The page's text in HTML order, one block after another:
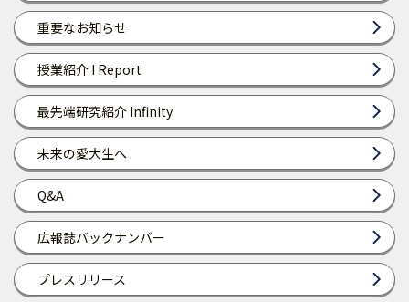
重要なお知らせ
授業紹介 I Report
最先端研究紹介 Infinity
未来の愛大生へ
Q&A
広報誌バックナンバー
プレスリリース